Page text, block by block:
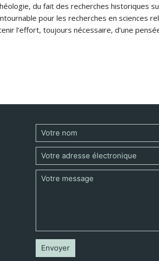
du fait des recherches historiques
pour les recherches en sciences
l’effort, toujours nécessaire, d’une